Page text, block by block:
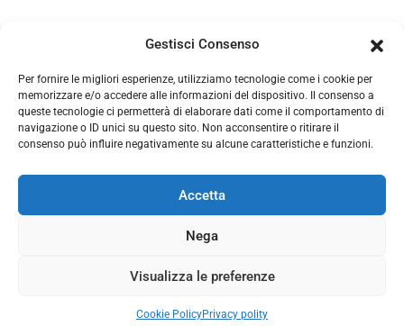
Gestisci Consenso
Per fornire le migliori esperienze, utilizziamo tecnologie come i cookie per
memorizzare e/o accedere alle informazioni del dispositivo. Il consenso a
queste tecnologie ci permetterà di elaborare dati come il comportamento di
navigazione o ID unici su questo sito. Non acconsentire o ritirare il
consenso può influire negativamente su alcune caratteristiche e funzioni.
Accetta
Nega
Visualizza le preferenze
Cookie PolicyPrivacy polity
Lavora con noi
CONTATTI
350 1345101
info@officinasmart.com
Copyright © 2026 - P.IVA 02221410653